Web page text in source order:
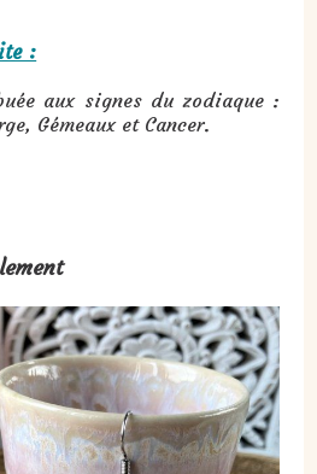
:
aux signes du zodiaque :
Gémeaux et Cancer.